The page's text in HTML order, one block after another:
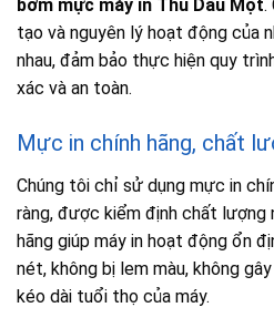
bơm mực máy in Thủ Dầu Một.
tạo và nguyên lý hoạt động của
nhau, đảm bảo thực hiện quy
xác và an toàn.
Mực in chính hãng, chất
Chúng tôi chỉ sử dụng mực in
ràng, được kiểm định chất lượng
hãng giúp máy in hoạt động ổn
nét, không bị lem màu, không
kéo dài tuổi thọ của máy.